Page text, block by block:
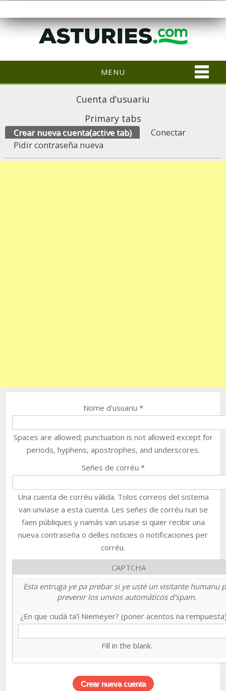
MENU
Cuenta d'usuariu
Primary tabs
Crear nueva cuenta(active tab)
Conectar
Pidir contraseña nueva
Nome d'usuariu *
Spaces are allowed; punctuation is not allowed except for
periods, hyphens, apostrophes, and underscores.
Señes de corréu *
Una cuenta de corréu válida. Tolos correos del sistema
van unviase a esta cuenta. Les señes de corréu nun se
faen públiques y namás van usase si quier recibir una
nueva contraseña o delles noticies o notificaciones per
corréu.
CAPTCHA
Esta entruga ye pa prebar si ye usté un visitante humanu
prevenir los unvios automáticos d'spam.
¿En que ciudá ta'l Niemeyer? (poner acentos na
Fill in the blank.